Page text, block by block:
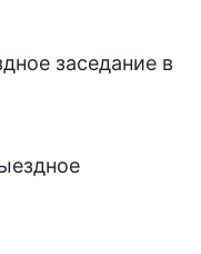
заседание в